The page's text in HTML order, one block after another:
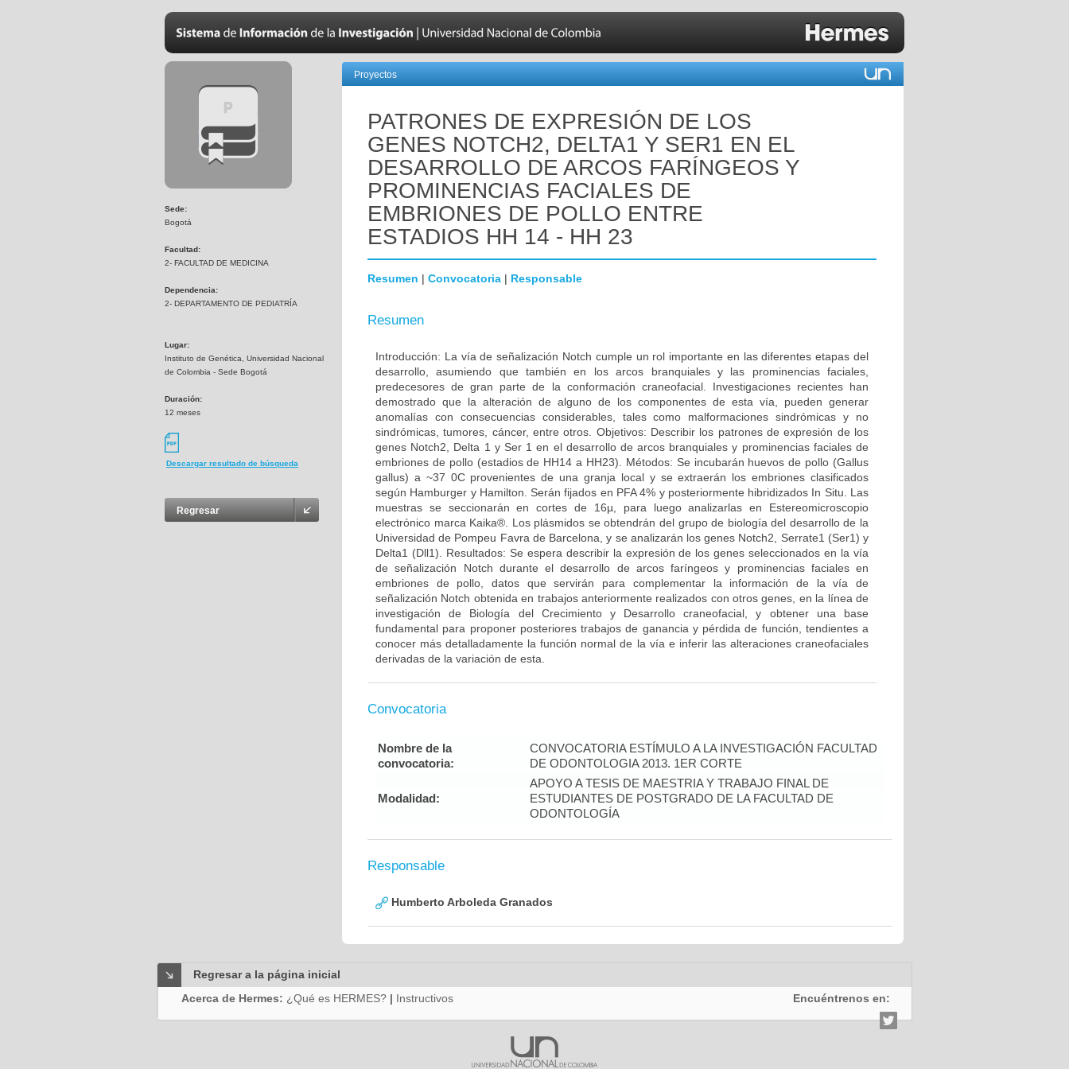
Sede:
Bogotá
Facultad:
2- FACULTAD DE MEDICINA
Dependencia:
2- DEPARTAMENTO DE PEDIATRÍA
Lugar:
Instituto de Genética, Universidad Nacional
de Colombia - Sede Bogotá
Duración:
12 meses
Descargar resultado de búsqueda
Regresar
Proyectos
PATRONES DE EXPRESIÓN DE LOS
GENES NOTCH2, DELTA1 Y SER1 EN EL
DESARROLLO DE ARCOS FARÍNGEOS Y
PROMINENCIAS FACIALES DE
EMBRIONES DE POLLO ENTRE
ESTADIOS HH 14 - HH 23
Resumen | Convocatoria | Responsable
Resumen
Introducción: La vía de señalización Notch cumple un rol importante en las diferentes etapas del
desarrollo, asumiendo que también en los arcos branquiales y las prominencias faciales,
predecesores de gran parte de la conformación craneofacial. Investigaciones recientes han
demostrado que la alteración de alguno de los componentes de esta vía, pueden generar
anomalías con consecuencias considerables, tales como malformaciones sindrómicas y no
sindrómicas, tumores, cáncer, entre otros. Objetivos: Describir los patrones de expresión de los
genes Notch2, Delta 1 y Ser 1 en el desarrollo de arcos branquiales y prominencias faciales de
embriones de pollo (estadios de HH14 a HH23). Métodos: Se incubarán huevos de pollo (Gallus
gallus) a ~37 0C provenientes de una granja local y se extraerán los embriones clasificados
según Hamburger y Hamilton. Serán fijados en PFA 4% y posteriormente hibridizados In Situ. Las
muestras se seccionarán en cortes de 16µ, para luego analizarlas en Estereomicroscopio
electrónico marca Kaika®. Los plásmidos se obtendrán del grupo de biología del desarrollo de la
Universidad de Pompeu Favra de Barcelona, y se analizarán los genes Notch2, Serrate1 (Ser1) y
Delta1 (Dll1). Resultados: Se espera describir la expresión de los genes seleccionados en la vía
de señalización Notch durante el desarrollo de arcos faríngeos y prominencias faciales en
embriones de pollo, datos que servirán para complementar la información de la vía de
señalización Notch obtenida en trabajos anteriormente realizados con otros genes, en la línea de
investigación de Biología del Crecimiento y Desarrollo craneofacial, y obtener una base
fundamental para proponer posteriores trabajos de ganancia y pérdida de función, tendientes a
conocer más detalladamente la función normal de la vía e inferir las alteraciones craneofaciales
derivadas de la variación de esta.
Convocatoria
Nombre de la
convocatoria:
CONVOCATORIA ESTÍMULO A LA INVESTIGACIÓN FACULTAD
DE ODONTOLOGIA 2013. 1ER CORTE
Modalidad:
APOYO A TESIS DE MAESTRIA Y TRABAJO FINAL DE
ESTUDIANTES DE POSTGRADO DE LA FACULTAD DE
ODONTOLOGÍA
Responsable
Humberto Arboleda Granados
Regresar a la página inicial
Acerca de Hermes: ¿Qué es HERMES? | Instructivos Encuéntrenos en: